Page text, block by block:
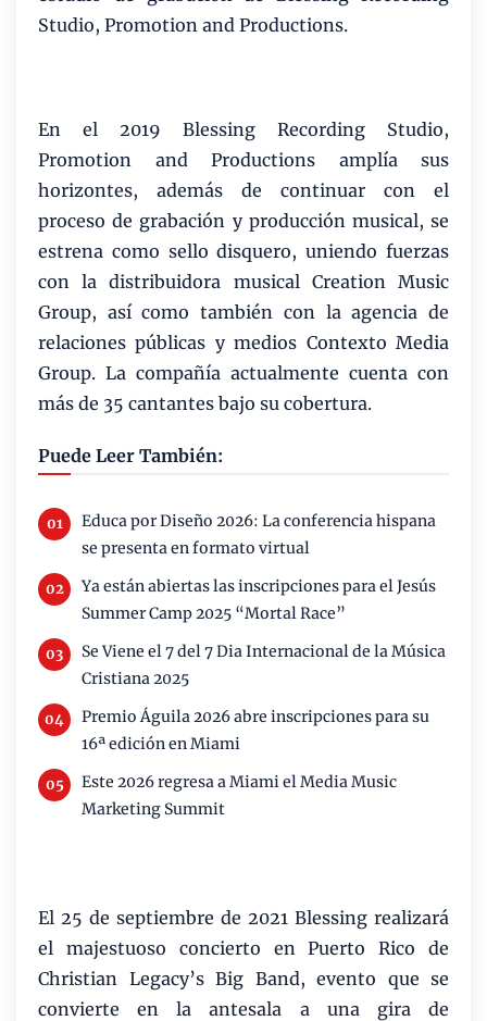
Studio, Promotion and Productions.
En el 2019 Blessing Recording Studio,
Promotion and Productions amplía sus
horizontes, además de continuar con el
proceso de grabación y producción musical, se
estrena como sello disquero, uniendo fuerzas
con la distribuidora musical Creation Music
Group, así como también con la agencia de
relaciones públicas y medios Contexto Media
Group. La compañía actualmente cuenta con
más de 35 cantantes bajo su cobertura.
Puede Leer También:
Educa por Diseño 2026: La conferencia hispana
se presenta en formato virtual
Ya están abiertas las inscripciones para el Jesús
Summer Camp 2025 “Mortal Race”
Se Viene el 7 del 7 Dia Internacional de la Música
Cristiana 2025
Premio Águila 2026 abre inscripciones para su
16ª edición en Miami
Este 2026 regresa a Miami el Media Music
Marketing Summit
El 25 de septiembre de 2021 Blessing realizará
el majestuoso concierto en Puerto Rico de
Christian Legacy’s Big Band, evento que se
convierte en la antesala a una gira de